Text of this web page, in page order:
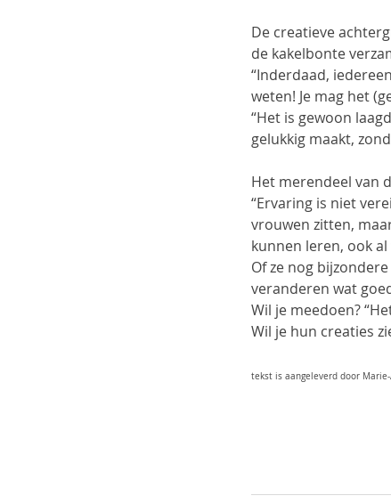
De creatieve
de kakelbonte
“Inderdaad,
weten! Je mag het
“Het is gewoon
gelukkig maakt,
Het merendeel van
“Ervaring is niet
vrouwen zitten,
kunnen leren, ook
Of ze nog
veranderen wat
Wil je meedoen?
Wil je hun creaties
tekst is aangeleverd door Marie-